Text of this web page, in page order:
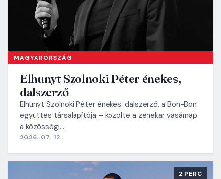
MAGYARORSZÁG
Elhunyt Szolnoki Péter énekes,
dalszerző
Elhunyt Szolnoki Péter énekes, dalszerző, a Bon-Bon
együttes társalapítója – közölte a zenekar vasárnap
a közösségi…
2026. 07. 12.
2 PERC